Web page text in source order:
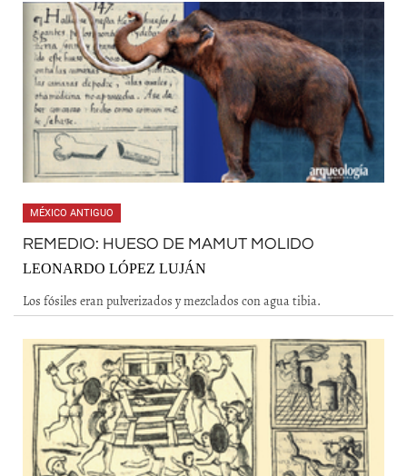
MÉXICO ANTIGUO
REMEDIO: HUESO DE MAMUT MOLIDO
LEONARDO LÓPEZ LUJÁN
Los fósiles eran pulverizados y mezclados con agua tibia.